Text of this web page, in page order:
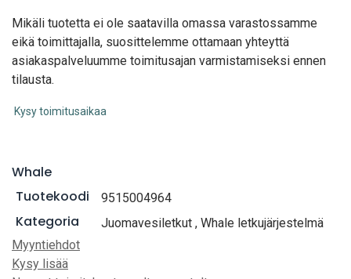
Mikäli tuotetta ei ole saatavilla omassa varastossamme
eikä toimittajalla, suosittelemme ottamaan yhteyttä
asiakaspalveluumme toimitusajan varmistamiseksi ennen
tilausta.
Kysy toimitusaikaa
Whale
Tuotekoodi
9515004964
Kategoria Juomavesiletkut, Whale letkujärjestelmä
Myyntiehdot
Kysy lisää